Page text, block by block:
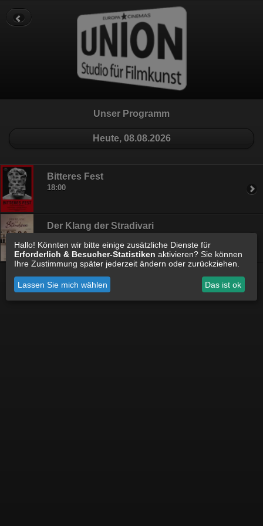
Unser Programm
Heute, 08.08.2026
Bitteres Fest
18:00
Der Klang der Stradivari
Datenschutz Impressum Cookie Einstellungen
Datenschutz Impressum Cookie Einstellungen
Hallo! Könnten wir bitte einige zusätzliche Dienste für
Erforderlich & Besucher-Statistiken aktivieren? Sie können
Ihre Zustimmung später jederzeit ändern oder zurückziehen.
Lassen Sie mich wählen Das ist ok